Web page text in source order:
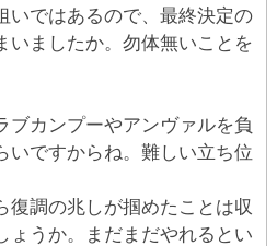
いではあるので、最終決定の
いましたか。勿体無いことを
ブカンプーやアンヴァルを負
いですからね。難しい立ち位
復調の兆しが掴めたことは収
ょうか。まだまだやれるとい